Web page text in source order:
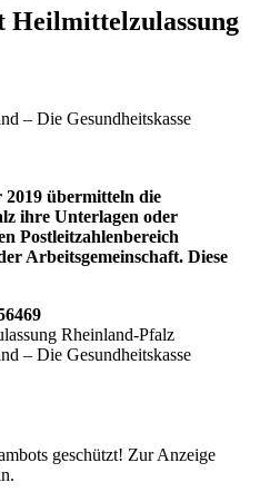
Heilmittelzulassung
– Die Gesundheitskasse
2019 übermitteln die
ihre Unterlagen oder
Postleitzahlenbereich
Arbeitsgemeinschaft. Diese
Rheinland-Pfalz
– Die Gesundheitskasse
geschützt! Zur Anzeige